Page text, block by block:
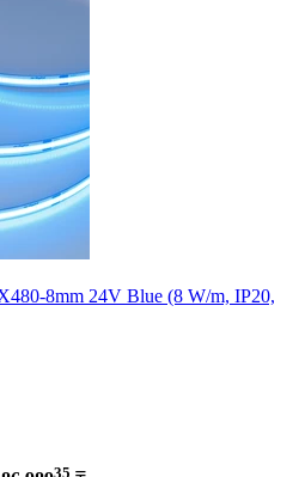
8mm 24V Blue (8 W/m, IP20,
35